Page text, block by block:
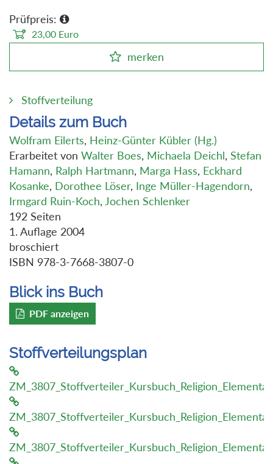
Prüfpreis:
23,00 Euro
merken
Stoffverteilung
Details zum Buch
Wolfram Eilerts, Heinz-Günter Kübler (Hg.)
Erarbeitet von Walter Boes, Michaela Deichl, Stefan
Hamann, Ralph Hartmann, Marga Hass, Eckhard
Kosanke, Dorothee Löser, Inge Müller-Hagendorn,
Irmgard Ruin-Koch, Jochen Schlenker
192 Seiten
1. Auflage 2004
broschiert
ISBN 978-3-7668-3807-0
Blick ins Buch
PDF anzeigen
Stoffverteilungsplan